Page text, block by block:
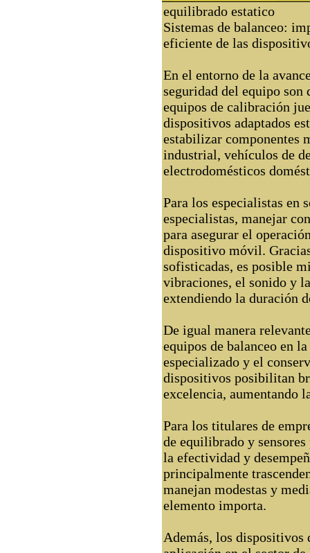
equilibrado estatico
Sistemas de balanceo:
eficiente de las
En el entorno de la
seguridad del equipo
equipos de calibración
dispositivos adaptados
estabilizar componentes
industrial, vehículos de
electrodomésticos
Para los especialistas en
especialistas, manejar
para asegurar el
dispositivo móvil.
sofisticadas, es posible
vibraciones, el sonido y
extendiendo la duración
De igual manera
equipos de balanceo en
especializado y el
dispositivos posibilitan
excelencia, aumentando
Para los titulares de
de equilibrado y
la efectividad y
principalmente
manejan modestas y
elemento importa.
Además, los dispositivos